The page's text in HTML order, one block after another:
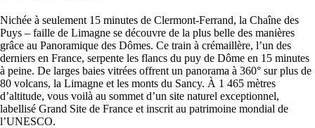
Nichée à seulement 15 minutes de Clermont-Ferrand, la Chaîne des
Puys – faille de Limagne se découvre de la plus belle des manières
grâce au Panoramique des Dômes. Ce train à crémaillère, l’un des
derniers en France, serpente les flancs du puy de Dôme en 15 minutes
à peine. De larges baies vitrées offrent un panorama à 360° sur plus de
80 volcans, la Limagne et les monts du Sancy. À 1 465 mètres
d’altitude, vous voilà au sommet d’un site naturel exceptionnel,
labellisé Grand Site de France et inscrit au patrimoine mondial de
l’UNESCO.